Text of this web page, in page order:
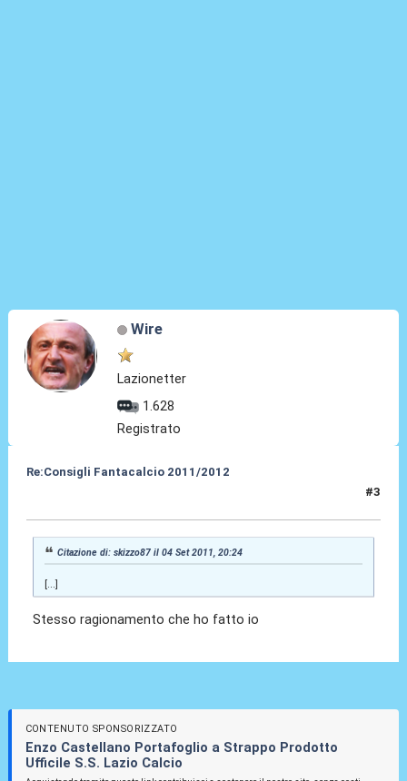
Wire
Lazionetter
1.628
Registrato
Re:Consigli Fantacalcio 2011/2012
#3
Citazione di: skizzo87 il 04 Set 2011, 20:24
[...]
Stesso ragionamento che ho fatto io
CONTENUTO SPONSORIZZATO
Enzo Castellano Portafoglio a Strappo Prodotto
Ufficile S.S. Lazio Calcio